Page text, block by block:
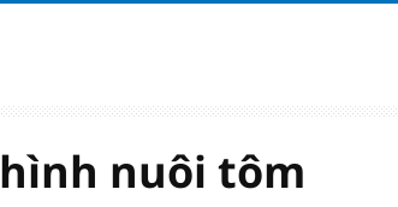
hạn sử dụng chung cư theo niên hạn với
nuôi tôm